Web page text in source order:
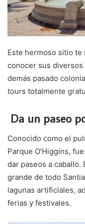
Este hermoso sitio
conocer sus
demás pasado
tours totalmente
Da un paseo
Conocido como el
Parque O’Higgins,
dar paseos a caballo.
grande de todo
lagunas artificiales,
ferias y festivales.